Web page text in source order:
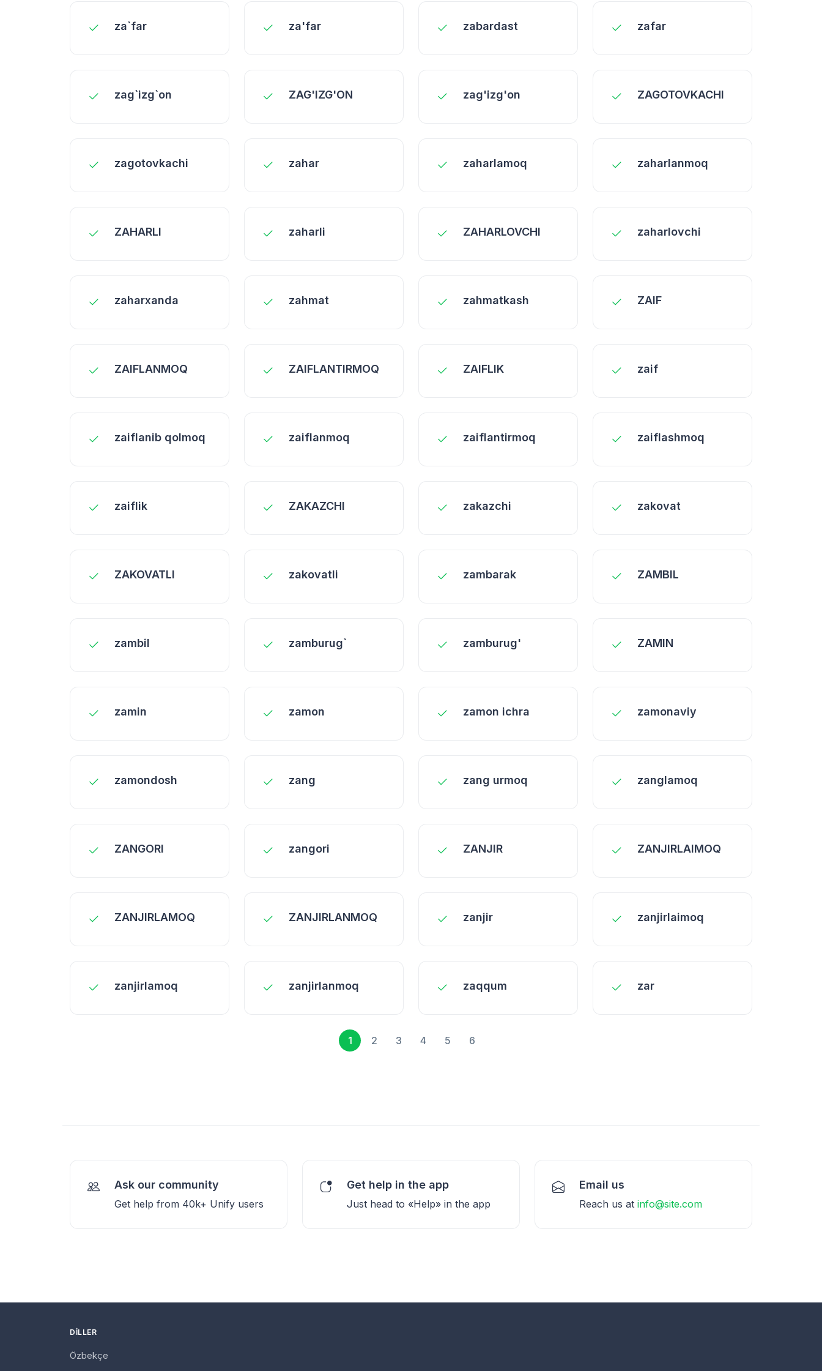
za`far za'far zabardast zafar
zag`izg`on ZAG'IZG'ON zag'izg'on ZAGOTOVKACHI
zagotovkachi zahar zaharlamoq zaharlanmoq
ZAHARLI zaharli ZAHARLOVCHI zaharlovchi
zaharxanda zahmat zahmatkash ZAIF
ZAIFLANMOQ ZAIFLANTIRMOQ ZAIFLIK zaif
zaiflanib qolmoq zaiflanmoq zaiflantirmoq zaiflashmoq
zaiflik ZAKAZCHI zakazchi zakovat
ZAKOVATLI zakovatli zambarak ZAMBIL
zambil zamburug` zamburug' ZAMIN
zamin zamon zamon ichra zamonaviy
zamondosh zang zang urmoq zanglamoq
ZANGORI zangori ZANJIR ZANJIRLAIMOQ
ZANJIRLAMOQ ZANJIRLANMOQ zanjir zanjirlaimoq
zanjirlamoq zanjirlanmoq zaqqum zar
1 2 3 4 5 6
Ask our community
Get help from 40k+ Unify users
Get help in the app
Just head to «Help» in the app
Email us
Reach us at info@site.com
DILLER
Özbekçe